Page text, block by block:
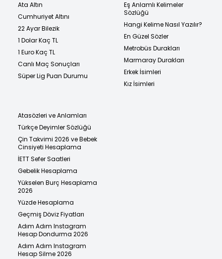
Ata Altın
Cumhuriyet Altını
22 Ayar Bilezik
1 Dolar Kaç TL
1 Euro Kaç TL
Canlı Maç Sonuçları
Süper Lig Puan Durumu
Eş Anlamlı Kelimeler
Sözlüğü
Hangi Kelime Nasıl Yazılır?
En Güzel Sözler
Metrobüs Durakları
Marmaray Durakları
Erkek İsimleri
Kız İsimleri
Atasözleri ve Anlamları
Türkçe Deyimler Sözlüğü
Çin Takvimi 2026 ve Bebek
Cinsiyeti Hesaplama
İETT Sefer Saatleri
Gebelik Hesaplama
Yükselen Burç Hesaplama
2026
Yüzde Hesaplama
Geçmiş Döviz Fiyatları
Adım Adım Instagram
Hesap Dondurma 2026
Adım Adım Instagram
Hesap Silme 2026